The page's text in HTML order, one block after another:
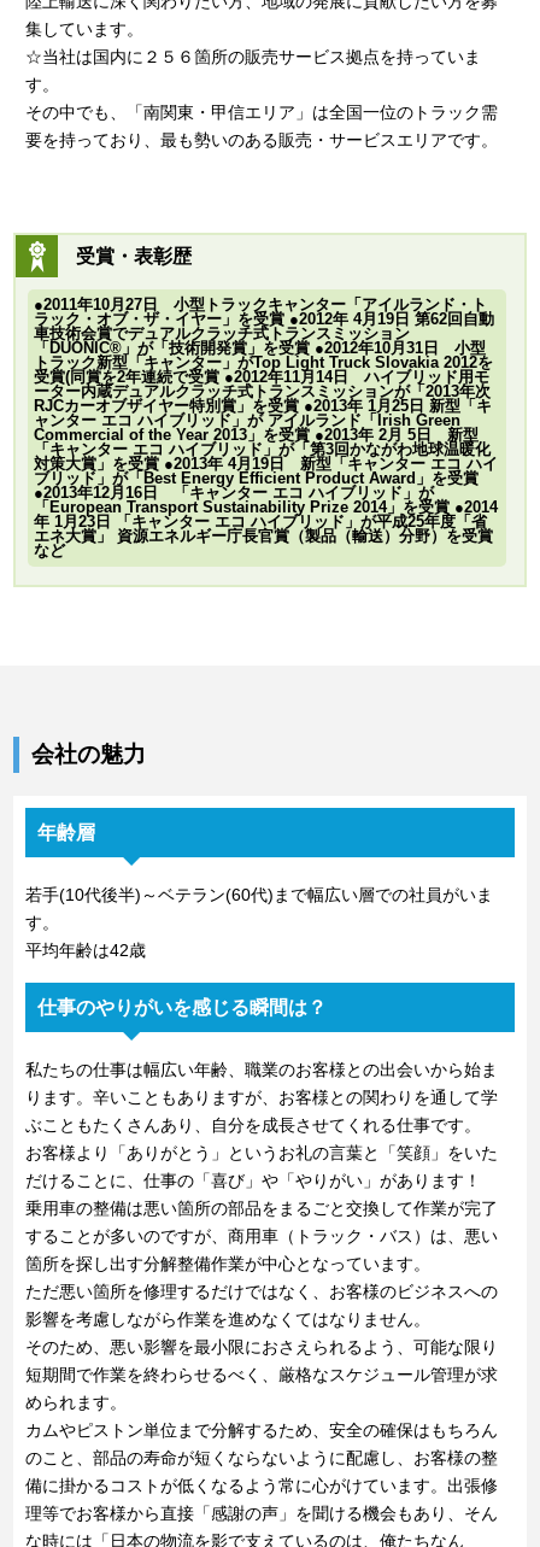
集しています。
☆当社は国内に２５６箇所の販売サービス拠点を持っていま
す。
その中でも、「南関東・甲信エリア」は全国一位のトラック需
要を持っており、最も勢いのある販売・サービスエリアです。
受賞・表彰歴
●2011年10月27日 小型トラックキャンター「アイルランド・ト
ラック・オブ・ザ・イヤー」を受賞 ●2012年 4月19日 第62回自動
車技術会賞でデュアルクラッチ式トランスミッション
「DUONIC®」が「技術開発賞」を受賞 ●2012年10月31日 小型
トラック新型「キャンター」がTop Light Truck Slovakia 2012を
受賞(同賞を2年連続で受賞 ●2012年11月14日 ハイブリッド用モ
ーター内蔵デュアルクラッチ式トランスミッションが「2013年次
RJCカーオブザイヤー特別賞」を受賞 ●2013年 1月25日 新型「キ
ャンター エコ ハイブリッド」が アイルランド「Irish Green
Commercial of the Year 2013」を受賞 ●2013年 2月 5日 新型
「キャンター エコ ハイブリッド」が「第3回かながわ地球温暖化
対策大賞」を受賞 ●2013年 4月19日 新型「キャンター エコ ハイ
ブリッド」が「Best Energy Efficient Product Award」を受賞
●2013年12月16日 「キャンター エコ ハイブリッド」が
「European Transport Sustainability Prize 2014」を受賞 ●2014
年 1月23日 「キャンター エコ ハイブリッド」が平成25年度「省
エネ大賞」 資源エネルギー庁長官賞（製品（輸送）分野）を受賞
など
会社の魅力
年齢層
若手(10代後半)～ベテラン(60代)まで幅広い層での社員がいま
す。
平均年齢は42歳
仕事のやりがいを感じる瞬間は？
私たちの仕事は幅広い年齢、職業のお客様との出会いから始ま
ります。辛いこともありますが、お客様との関わりを通して学
ぶこともたくさんあり、自分を成長させてくれる仕事です。
お客様より「ありがとう」というお礼の言葉と「笑顔」をいた
だけることに、仕事の「喜び」や「やりがい」があります！
乗用車の整備は悪い箇所の部品をまるごと交換して作業が完了
することが多いのですが、商用車（トラック・バス）は、悪い
箇所を探し出す分解整備作業が中心となっています。
ただ悪い箇所を修理するだけではなく、お客様のビジネスへの
影響を考慮しながら作業を進めなくてはなりません。
そのため、悪い影響を最小限におさえられるよう、可能な限り
短期間で作業を終わらせるべく、厳格なスケジュール管理が求
められます。
カムやピストン単位まで分解するため、安全の確保はもちろん
のこと、部品の寿命が短くならないように配慮し、お客様の整
備に掛かるコストが低くなるよう常に心がけています。出張修
理等でお客様から直接「感謝の声」を聞ける機会もあり、そん
な時には「日本の物流を影で支えているのは、俺たちなん